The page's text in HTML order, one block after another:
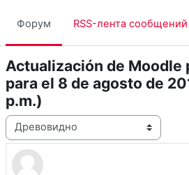
Форум RSS-лента сообщений
Actualización de Moodle
para el 8 de agosto de
p.m.)
Режим отображения